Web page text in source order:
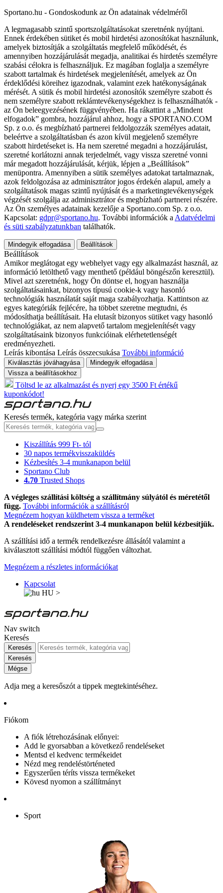
Sportano.hu - Gondoskodunk az Ön adatainak védelméről
A legmagasabb szintű sportszolgáltatásokat szeretnénk nyújtani.
Ennek érdekében sütiket és mobil hirdetési azonosítókat használunk,
amelyek biztosítják a szolgáltatás megfelelő működését, és
amennyiben hozzájárulását megadja, analitikai és hirdetés személyre
szabási célokra is felhasználjuk. Ez magában foglalja a személyre
szabott tartalmak és hirdetések megjelenítését, amelyek az Ön
érdeklődési köreihez igazodnak, valamint ezek hatékonyságának
mérését. A sütik és mobil hirdetési azonosítók személyre szabott és
nem személyre szabott reklámtevékenységekhez is felhasználhatók -
az Ön beleegyezésének függvényében. Ha rákattint a „Mindent
elfogadok” gombra, hozzájárul ahhoz, hogy a SPORTANO.COM
Sp. z o.o. és megbízható partnerei feldolgozzák személyes adatait,
beleértve a szolgáltatásban és azon kívül megjelenő személyre
szabott hirdetéseket is. Ha nem szeretné megadni a hozzájárulást,
szeretné korlátozni annak terjedelmét, vagy vissza szeretné vonni
már megadott hozzájárulását, kérjük, lépjen a „Beállítások”
menüpontra. Amennyiben a sütik személyes adatokat tartalmaznak,
azok feldolgozása az adminisztrátor jogos érdekén alapul, amely a
szolgáltatások magas szintű nyújtását és a marketingtevékenységek
végzését szolgálja az adminisztrátor és megbízható partnerei részére.
Az Ön személyes adatainak kezelője a Sportano.com Sp. z o.o.
Kapcsolat: gdpr@sportano.hu. További információk a Adatvédelmi
és süti szabályzatunkban találhatók.
Mindegyik elfogadása Beállítások
Beállítások
Amikor meglátogat egy webhelyet vagy egy alkalmazást használ, az
információ letölthető vagy menthető (például böngészőn keresztül).
Mivel azt szeretnénk, hogy Ön döntse el, hogyan használja
szolgáltatásainkat, bizonyos típusú cookie-k vagy hasonló
technológiák használatát saját maga szabályozhatja. Kattintson az
egyes kategóriák fejlécére, ha többet szeretne megtudni, és
módosíthatja beállításait. Ha elutasít bizonyos sütiket vagy hasonló
technológiákat, az nem alapvető tartalom megjelenítését vagy
szolgáltatásaink bizonyos funkcióinak elérhetetlenségét
eredményezheti.
Leírás kibontása Leírás összecsukása További információ
Kiválasztás jóváhagyása
Mindegyik elfogadása
Vissza a beállításokhoz
Töltsd le az alkalmazást és nyerj egy 3500 Ft értékű
kuponkódot!
Keresés termék, kategória vagy márka szerint
Kiszállítás 999 Ft- tól
30 napos termékvisszaküldés
Kézbesítés 3-4 munkanapon belül
Sportano Club
4.70 Trusted Shops
A végleges szállítási költség a szállítmány súlyától és méretétől
függ. További információk a szállításról
Megnézem hogyan küldhetem vissza a terméket
A rendeléseket rendszerint 3-4 munkanapon belül kézbesítjük.
A szállítási idő a termék rendelkezésre állásától valamint a
kiválasztott szállítási módtól függően változhat.
Megnézem a részletes információkat
Kapcsolat
HU >
Nav switch
Keresés
Keresés
Keresés
Mégse
Adja meg a keresőszót a tippek megtekintéséhez.
Fiókom
A fiók létrehozásának előnyei:
Add le gyorsabban a következő rendeléseket
Mentsd el kedvenc termékeidet
Nézd meg rendeléstörténeted
Egyszerűen téríts vissza termékeket
Kövesd nyomon a szállítmányt
Sport